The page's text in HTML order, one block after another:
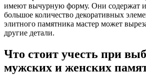
имеют вычурную форму. Они содержат
большое количество декоративных
элитного памятника мастер может
другие детали.
Что стоит учесть при
мужских и женских